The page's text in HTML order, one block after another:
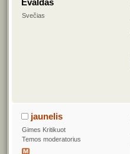
Evaldas
Svečias
jaunelis
Gimes Kritikuot
Temos moderatorius